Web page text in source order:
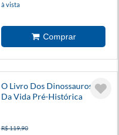
à vista
O Livro Dos Dinossauros E
Da Vida Pré-Histórica
R$ 119,90